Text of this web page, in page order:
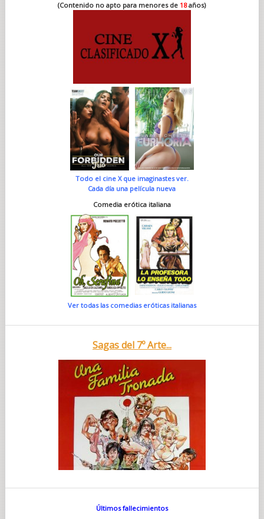
(Contenido no apto para menores de 18años)
Todo el cine X que imaginastes ver.
Cada día una película nueva
Comedia erótica italiana
Ver todas las comedias eróticas italianas
Sagas del 7º Arte...
Últimos fallecimientos